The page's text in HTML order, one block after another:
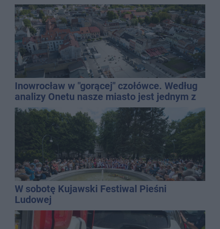
Inowrocław w "gorącej" czołówce. Według
analizy Onetu nasze miasto jest jednym z
najbardziej narażonych na upały
W sobotę Kujawski Festiwal Pieśni
Ludowej